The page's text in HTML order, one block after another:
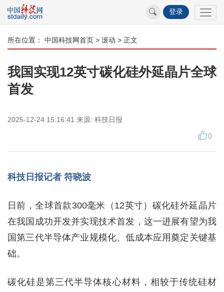
登录
所在位置： 中国科技网首页 > 滚动 > 正文
我国实现12英寸碳化硅外延晶片全球
首发
2025-12-24 15:16:41 来源: 科技日报
0
科技日报记者 符晓波
日前，全球首款300毫米（12英寸）碳化硅外延晶片
在我国成功开发并实现技术首发，这一进展有望为我
国第三代半导体产业规模化、低成本应用奠定关键基
础。
碳化硅是第三代半导体核心材料，相较于传统硅材